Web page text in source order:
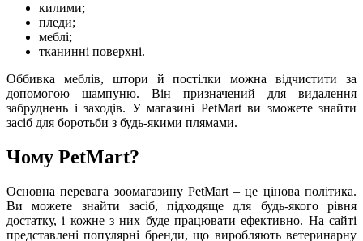
килими;
пледи;
меблі;
тканинні поверхні.
Оббивка меблів, штори й постілки можна відчистити за
допомогою шампуню. Він призначений для видалення
забруднень і заходів. У магазині PetMart ви зможете знайти
засіб для боротьби з будь-якими плямами.
Чому PetMart?
Основна перевага зоомагазину PetMart – це цінова політика.
Ви можете знайти засіб, підходяще для будь-якого рівня
достатку, і кожне з них буде працювати ефективно. На сайті
представлені популярні бренди, що виробляють ветеринарну